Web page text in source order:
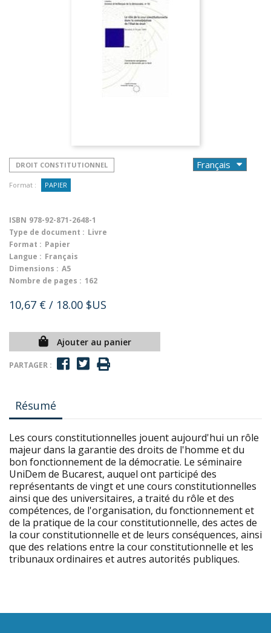
DROIT CONSTITUTIONNEL
Format : PAPIER
ISBN 978-92-871-2648-1
Type de document : Livre
Format : Papier
Langue : Français
Dimensions : A5
Nombre de pages : 162
10,67 € / 18.00 $US
Ajouter au panier
PARTAGER :
Résumé
Les cours constitutionnelles jouent aujourd'hui un rôle
majeur dans la garantie des droits de l'homme et du
bon fonctionnement de la démocratie. Le séminaire
UniDem de Bucarest, auquel ont participé des
représentants de vingt et une cours constitutionnelles
ainsi que des universitaires, a traité du rôle et des
compétences, de l'organisation, du fonctionnement et
de la pratique de la cour constitutionnelle, des actes de
la cour constitutionnelle et de leurs conséquences, ainsi
que des relations entre la cour constitutionnelle et les
tribunaux ordinaires et autres autorités publiques.